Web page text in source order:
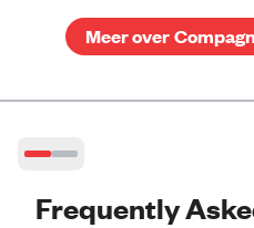
Meer over
Frequently